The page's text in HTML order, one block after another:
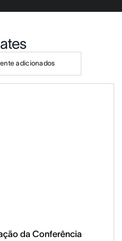
da Conferência